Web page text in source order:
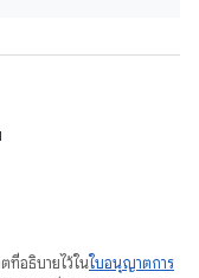
ที่อธิบายไว้ในใบอนุญาตการ